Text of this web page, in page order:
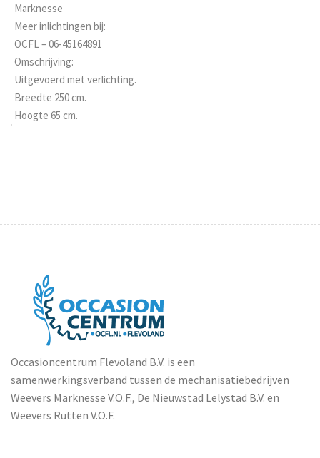
Marknesse
Meer inlichtingen bij:
OCFL – 06-45164891
Omschrijving:
Uitgevoerd met verlichting.
Breedte 250 cm.
Hoogte 65 cm.
Occasioncentrum Flevoland B.V. is een
samenwerkingsverband tussen de mechanisatiebedrijven
Weevers Marknesse V.O.F., De Nieuwstad Lelystad B.V. en
Weevers Rutten V.O.F.